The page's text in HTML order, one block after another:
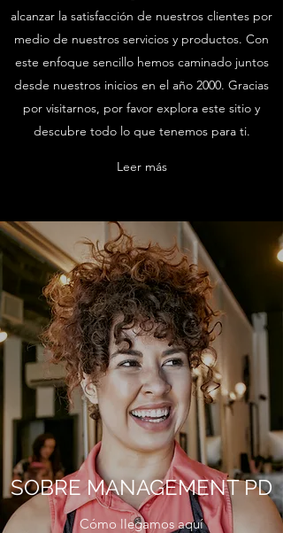
alcanzar la satisfacción de nuestros clientes por
medio de nuestros servicios y productos. Con
este enfoque sencillo hemos caminado juntos
desde nuestros inicios en el año 2000. Gracias
por visitarnos, por favor explora este sitio y
descubre todo lo que tenemos para ti.
Leer más
SOBRE MANAGEMENT PD
Cómo llegamos aquí